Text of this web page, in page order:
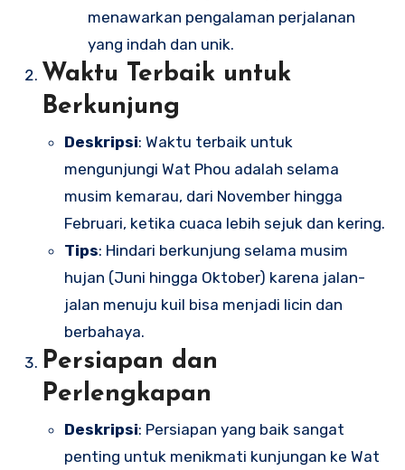
menawarkan pengalaman perjalanan
yang indah dan unik.
Waktu Terbaik untuk
Berkunjung
Deskripsi: Waktu terbaik untuk
mengunjungi Wat Phou adalah selama
musim kemarau, dari November hingga
Februari, ketika cuaca lebih sejuk dan kering.
Tips: Hindari berkunjung selama musim
hujan (Juni hingga Oktober) karena jalan-
jalan menuju kuil bisa menjadi licin dan
berbahaya.
Persiapan dan
Perlengkapan
Deskripsi: Persiapan yang baik sangat
penting untuk menikmati kunjungan ke Wat